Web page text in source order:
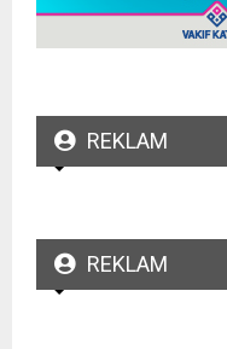
REKLAM
REKLAM